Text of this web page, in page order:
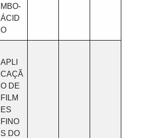
MBO-
ÁCID
O
APLI
CAÇÃ
O DE
FILM
ES
FINO
S DO